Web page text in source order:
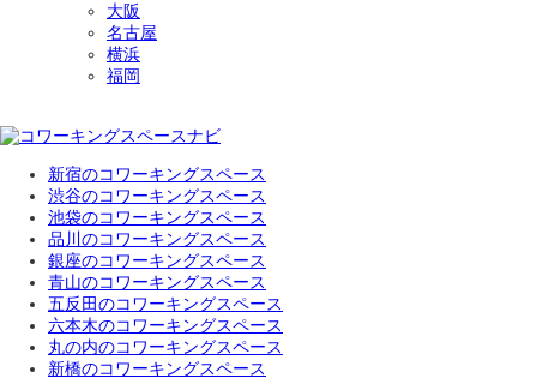
大阪
名古屋
横浜
福岡
新宿のコワーキングスペース
渋谷のコワーキングスペース
池袋のコワーキングスペース
品川のコワーキングスペース
銀座のコワーキングスペース
青山のコワーキングスペース
五反田のコワーキングスペース
六本木のコワーキングスペース
丸の内のコワーキングスペース
新橋のコワーキングスペース